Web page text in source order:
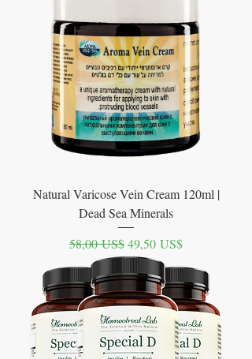
Natural Varicose Vein Cream 120ml |
Dead Sea Minerals
Precio
58,00 US$Precio de oferta
49,50 US$